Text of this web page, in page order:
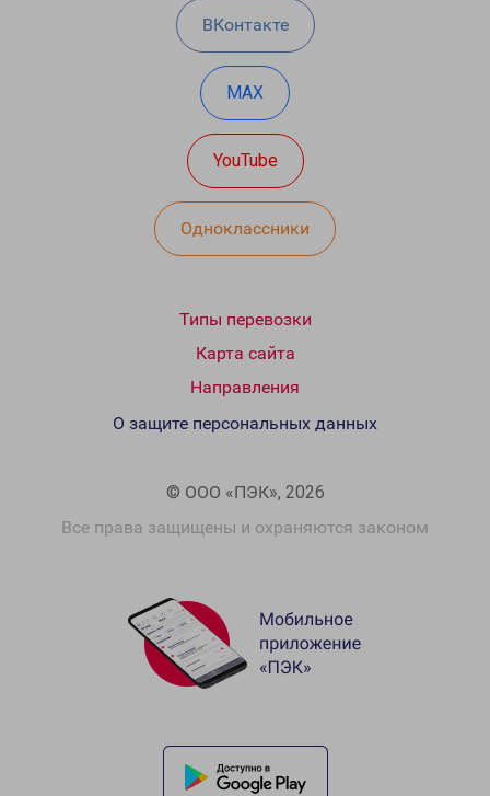
ВКонтакте
MAX
YouTube
Одноклассники
Типы перевозки
Карта сайта
Направления
© ООО «ПЭК», 2026
Все права защищены и охраняются законом
О защите персональных данных